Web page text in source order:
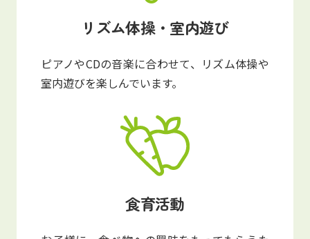
リズム体操・室内遊び
ピアノやCDの音楽に合わせて、リズム体操や
室内遊びを楽しんでいます。
食育活動